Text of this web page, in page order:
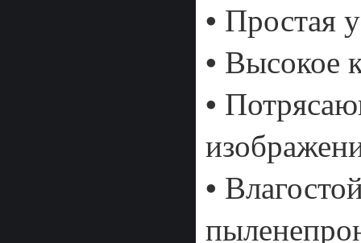
• Простая
• Высокое
•
•